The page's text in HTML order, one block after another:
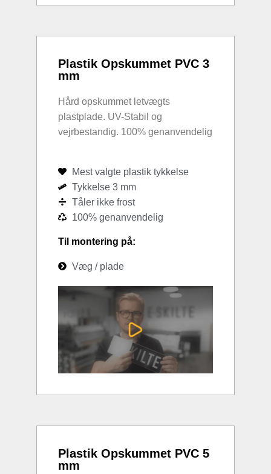
Plastik Opskummet PVC 3
mm
Hård opskummet letvægts
plastplade. UV-Stabil og
vejrbestandig. 100% genanvendelig
Mest valgte plastik tykkelse
Tykkelse 3 mm
Tåler ikke frost
100% genanvendelig
Til montering på:
Væg / plade
Plastik Opskummet PVC 5
mm